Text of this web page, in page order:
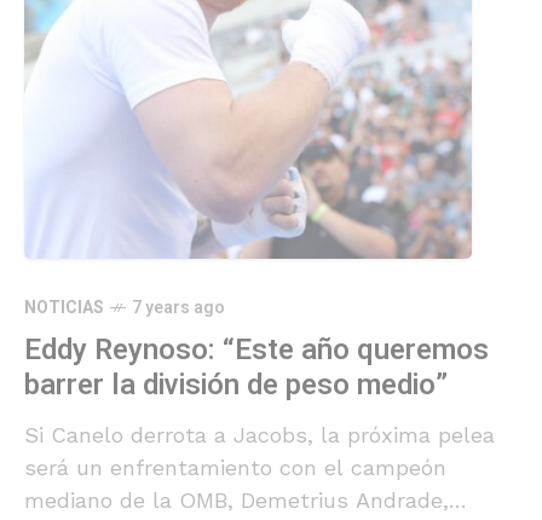
NOTICIAS 7 years ago
Eddy Reynoso: “Este año queremos
barrer la división de peso medio”
Si Canelo derrota a Jacobs, la próxima pelea
será un enfrentamiento con el campeón
mediano de la OMB, Demetrius Andrade,